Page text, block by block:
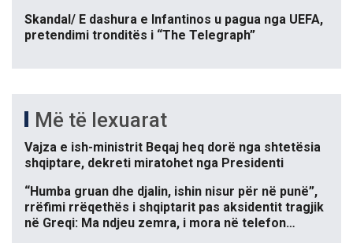
Skandal/ E dashura e Infantinos u pagua nga UEFA,
pretendimi tronditës i “The Telegraph”
Më të lexuarat
Vajza e ish-ministrit Beqaj heq dorë nga shtetësia
shqiptare, dekreti miratohet nga Presidenti
“Humba gruan dhe djalin, ishin nisur për në punë”,
rrëfimi rrëqethës i shqiptarit pas aksidentit tragjik
në Greqi: Ma ndjeu zemra, i mora në telefon…